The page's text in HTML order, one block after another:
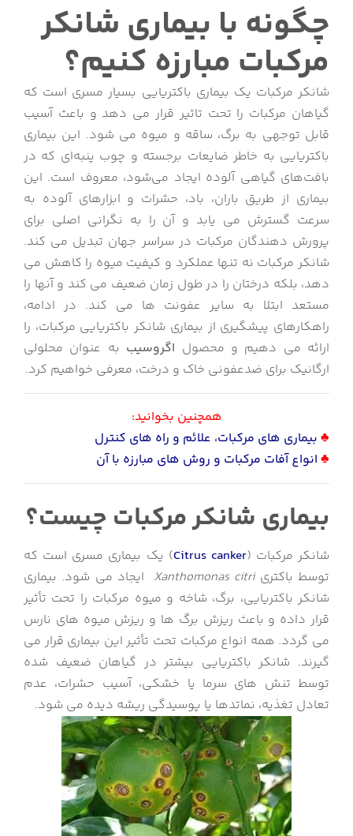
چگونه با بیماری شانکر
مرکبات مبارزه کنیم؟
شانکر مرکبات یک بیماری باکتریایی بسیار مسری است که
گیاهان مرکبات را تحت تاثیر قرار می دهد و باعث آسیب
قابل توجهی به برگ، ساقه و میوه می شود. این بیماری
باکتریایی به خاطر ضایعات برجسته و چوب پنبه‌ای که در
بافت‌های گیاهی آلوده ایجاد می‌شود، معروف است. این
بیماری از طریق باران، باد، حشرات و ابزارهای آلوده به
سرعت گسترش می یابد و آن را به نگرانی اصلی برای
پرورش دهندگان مرکبات در سراسر جهان تبدیل می کند.
شانکر مرکبات نه تنها عملکرد و کیفیت میوه را کاهش می
دهد، بلکه درختان را در طول زمان ضعیف می کند و آنها را
مستعد ابتلا به سایر عفونت ها می کند. در ادامه،
راهکارهای پیشگیری از بیماری شانکر باکتریایی مرکبات، را
ارائه می دهیم و محصول اگروسیب به عنوان محلولی
ارگانیک برای ضدعفونی خاک و درخت، معرفی خواهیم کرد.
همچنین بخوانید:
♣ بیماری های مرکبات، علائم و راه های کنترل
♣ انواع آفات مرکبات و روش های مبارزه با آن
بیماری شانکر مرکبات چیست؟
شانکر مرکبات (Citrus canker) یک بیماری مسری است که
توسط باکتری
Xanthomonas citri
ایجاد می شود. بیماری
شانکر باکتریایی، برگ، شاخه و میوه مرکبات را تحت تأثیر
قرار داده و باعث ریزش برگ ها و ریزش میوه های نارس
می گردد. همه انواع مرکبات تحت تأثیر این بیماری قرار می
گیرند. شانکر باکتریایی بیشتر در گیاهان ضعیف شده
توسط تنش های سرما یا خشکی، آسیب حشرات، عدم
تعادل تغذیه، نماتدها یا پوسیدگی ریشه دیده می شود.